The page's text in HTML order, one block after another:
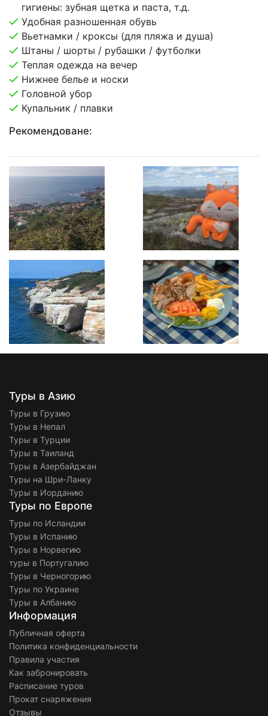
гигиены: зубная щетка и паста, т.д.
Удобная разношенная обувь
Вьетнамки / кроксы (для пляжа и душа)
Штаны / шорты / рубашки / футболки
Теплая одежда на вечер
Нижнее белье и носки
Головной убор
Купальник / плавки
Рекомендоване:
Туры в Азию
Туры в Грузию
Туры в Непал
Туры в Турции
Туры в Таиланд
Туры в Азербайджан
Туры на Шри-Ланку
Туры в Иорданию
Туры по Европе
Туры по Исландии
Туры в Испанию
Туры в Норвегию
туры в Португалию
Туры в Черногорию
Туры по Украине
Туры в Албанию
Информация
Публичная оферта
Политика конфиденциальности
Правила участия
Как забронировать
Расписание туров
Прокат снаряжения
Отзывы